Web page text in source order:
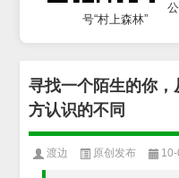
号“村上森林”
寻找一个陌生的你
方认识的不同
渡边 原创发布